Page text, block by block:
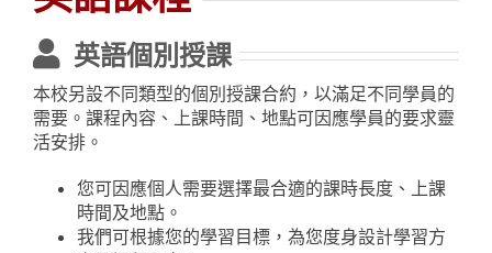
英語個別授課
本校另設不同類型的個別授課合約，以滿足不同學員的
需要。課程內容、上課時間、地點可因應學員的要求靈
活安排。
您可因應個人需要選擇最合適的課時長度、上課
時間及地點。
我們可根據您的學習目標，為您度身設計學習方